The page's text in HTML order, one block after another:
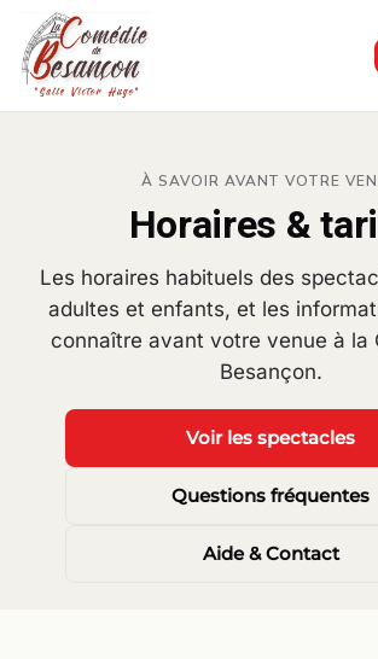
Passer au contenu principal
À SAVOIR AVANT VOTRE
Horaires &
Les horaires habituels des
adultes et enfants, et les
connaître avant votre venue à la
Besançon.
Voir les spectacles
Questions fréquentes
Aide & Contact